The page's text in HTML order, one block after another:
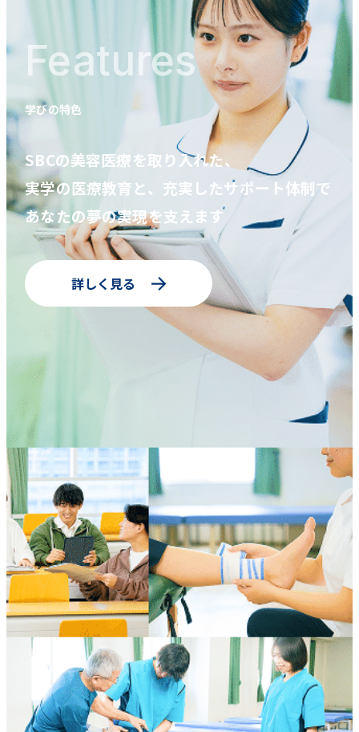
Features
学びの特色
SBCの美容医療を取り入れた、
実学の医療教育と、充実したサポート体制で
あなたの夢の実現を支えます
詳しく見る